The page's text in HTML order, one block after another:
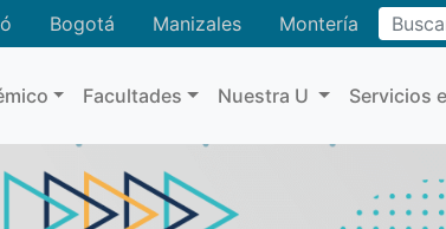
Bogotá Manizales MonteríaBuscar
Facultades Nuestra U Servicios